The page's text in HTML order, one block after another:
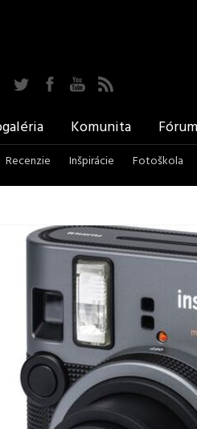
TwitterFacebookYouTube
Recenzie Inšpirácie Fotoškola
Komunita Fórum